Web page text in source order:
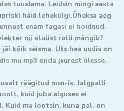
tuuslama. Leidsin mingi aasta
häid lehekülgi.Üheksa aeg
enam tagasi ei hoidnud.
nii olulist rolli mängib?
kõik seisma. Üks hea uudis on
mu mp3 enda juurest ülesse.
räägitud msn-is. Jalgpalli
kuid juba alguses ei
Kuid ma lootsin, kuna pall on